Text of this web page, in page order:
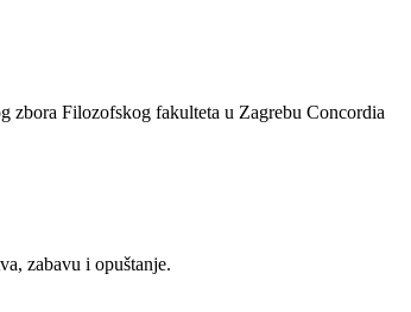
zbora Filozofskog fakulteta u Zagrebu Concordia
zabavu i opuštanje.